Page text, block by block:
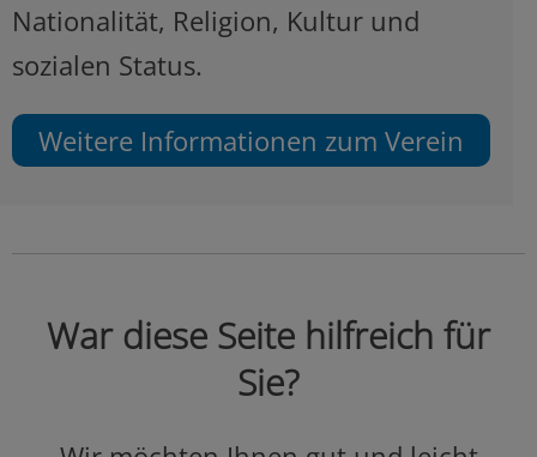
Nationalität, Religion, Kultur und
sozialen Status.
Weitere Informationen zum Verein
War diese Seite hilfreich für
Sie?